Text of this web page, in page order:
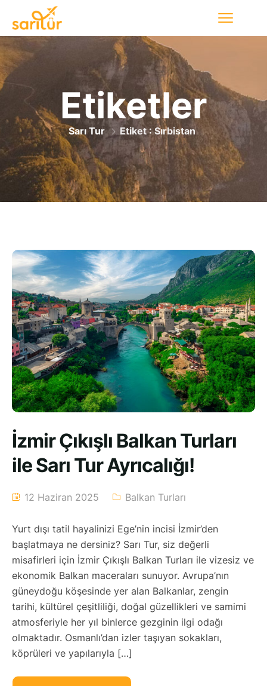
Etiketler
Sarı Tur Etiket : Sırbistan
İzmir Çıkışlı Balkan Turları
ile Sarı Tur Ayrıcalığı!
12 Haziran 2025 Balkan Turları
Yurt dışı tatil hayalinizi Ege’nin incisi İzmir’den
başlatmaya ne dersiniz? Sarı Tur, siz değerli
misafirleri için İzmir Çıkışlı Balkan Turları ile vizesiz ve
ekonomik Balkan maceraları sunuyor. Avrupa’nın
güneydoğu köşesinde yer alan Balkanlar, zengin
tarihi, kültürel çeşitliliği, doğal güzellikleri ve samimi
atmosferiyle her yıl binlerce gezginin ilgi odağı
olmaktadır. Osmanlı’dan izler taşıyan sokakları,
köprüleri ve yapılarıyla […]